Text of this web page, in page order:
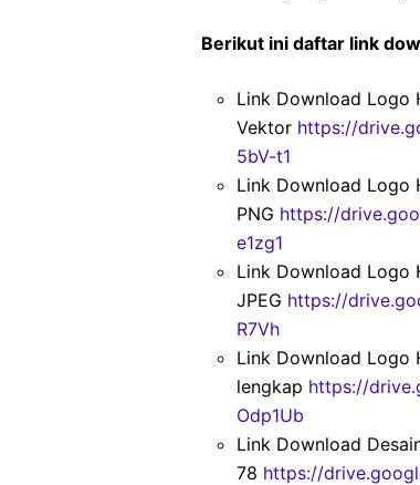
Berikut ini daftar link
Link Download Logo
Vektor https://
5bV-t1
Link Download Logo
PNG https://
e1zg1
Link Download Logo
JPEG https://
R7Vh
Link Download Logo
lengkap https://
Odp1Ub
Link Download
78 https://